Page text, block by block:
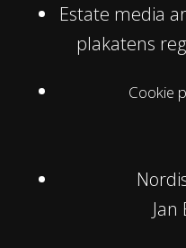
Estate media
plakatens
Cookie
Jan